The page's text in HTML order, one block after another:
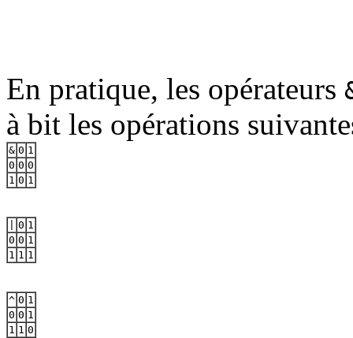
En pratique, les opérateurs
à bit les opérations
& 0 1
0 0 0
1 0 1
0 1
0 0 1
1 1 1
^ 0 1
0 0 1
1 1 0